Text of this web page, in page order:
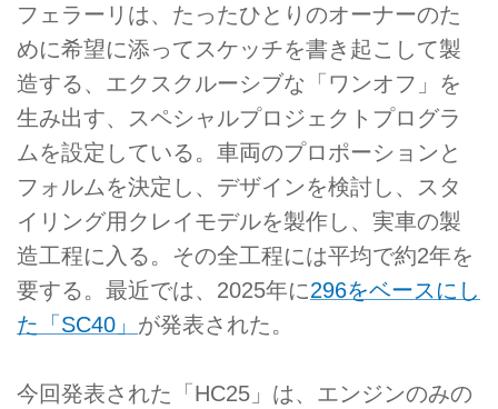
フェラーリは、たったひとりのオーナーのた
めに希望に添ってスケッチを書き起こして製
造する、エクスクルーシブな「ワンオフ」を
生み出す、スペシャルプロジェクトプログラ
ムを設定している。車両のプロポーションと
フォルムを決定し、デザインを検討し、スタ
イリング用クレイモデルを製作し、実車の製
造工程に入る。その全工程には平均で約2年を
要する。最近では、2025年に296をベースにし
た「SC40」 が発表された。
今回発表された「HC25」は、エンジンのみの